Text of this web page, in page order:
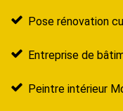
Pose rénovation
Entreprise de
Peintre intérieur